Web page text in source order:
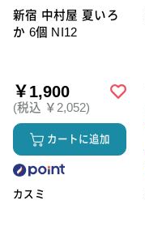
新宿 中村屋 夏いろ
か 6個 NI12
￥1,900
(税込 ￥2,052)
カートに追加
カスミ